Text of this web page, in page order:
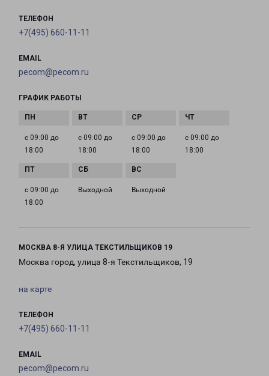
ТЕЛЕФОН
+7(495) 660-11-11
EMAIL
pecom@pecom.ru
ГРАФИК РАБОТЫ
с 09:00 до
18:00
с 09:00 до
18:00
с 09:00 до
18:00
с 09:00 до
18:00
с 09:00 до
18:00
Выходной Выходной
МОСКВА 8-Я УЛИЦА ТЕКСТИЛЬЩИКОВ 19
Москва город, улица 8-я Текстильщиков, 19
на карте
ТЕЛЕФОН
+7(495) 660-11-11
EMAIL
pecom@pecom.ru